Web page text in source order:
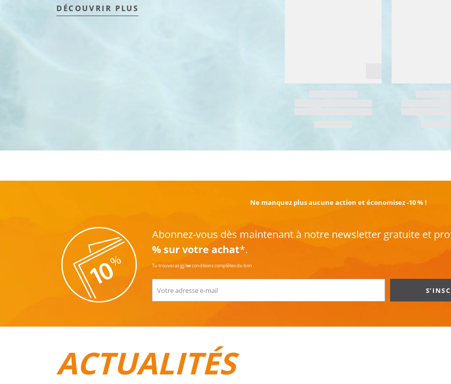
DÉCOUVRIR PLUS
Ne manquez plus aucune action et économisez -10 % !
Abonnez-vous dès maintenant à notre newsletter gratuite et
% sur votre achat*.
Tu trouverasiciles conditions complètes du bon
ACTUALITÉS